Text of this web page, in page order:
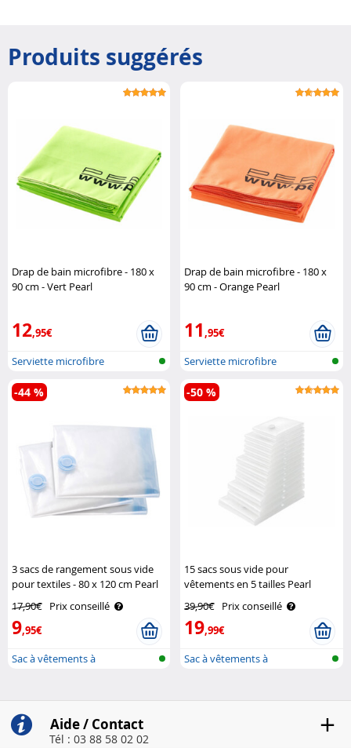
Produits suggérés
Drap de bain microfibre - 180 x
90 cm - Vert Pearl
12,95€
Serviette microfibre
Drap de bain microfibre - 180 x
90 cm - Orange Pearl
11,95€
Serviette microfibre
3 sacs de rangement sous vide
pour textiles - 80 x 120 cm Pearl
17,90€ Prix conseillé
9,95€
-44 %
Sac à vêtements à
15 sacs sous vide pour
vêtements en 5 tailles Pearl
39,90€ Prix conseillé
19,99€
-50 %
Sac à vêtements à
Aide / Contact
Tél : 03 88 58 02 02